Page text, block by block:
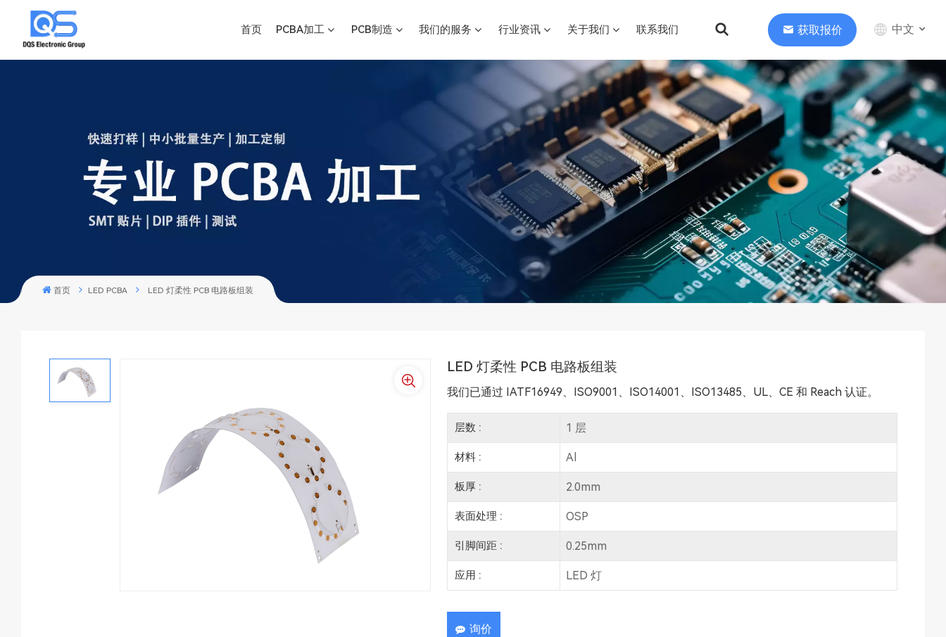
首页 PCBA加工 PCB制造 我们的服务 行业资讯 关于我们 联系我们 获取报价 中文
English
中文
Deutsch
首页 LED PCBA LED 灯柔性 PCB 电路板组装
LED 灯柔性 PCB 电路板组装
我们已通过 IATF16949、ISO9001、ISO14001、ISO13485、UL、CE 和 Reach 认证。
层数 : 1 层
材料 : Al
板厚 : 2.0mm
表面处理 : OSP
引脚间距 : 0.25mm
应用 : LED 灯
询价